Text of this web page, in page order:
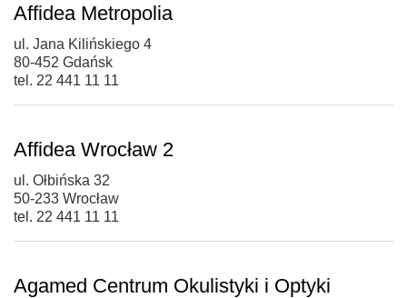
Affidea Metropolia
ul. Jana Kilińskiego 4
80-452 Gdańsk
tel. 22 441 11 11
Affidea Wrocław 2
ul. Ołbińska 32
50-233 Wrocław
tel. 22 441 11 11
Agamed Centrum Okulistyki i Optyki